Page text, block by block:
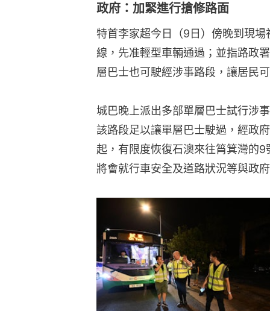
政府：加緊進行搶修路面
特首李家超今日（9日）傍晚到現
線，先准輕型車輛通過；並指路政
層巴士也可駛經涉事路段，讓居民
城巴晚上派出多部單層巴士試行涉
該路段足以讓單層巴士駛過，經政
起，有限度恢復石澳來往筲箕灣的
將會就行車安全及道路狀況等與政